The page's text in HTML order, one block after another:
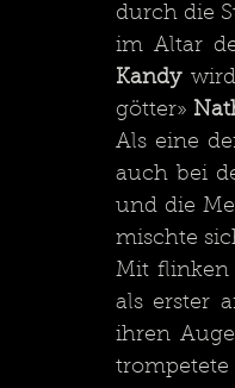
durch die
im Altar
Kandy
götter»
Als eine
auch bei
und die
Mit flinken
als erster
ihren